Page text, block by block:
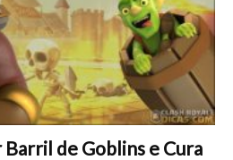
de Goblins e Cura